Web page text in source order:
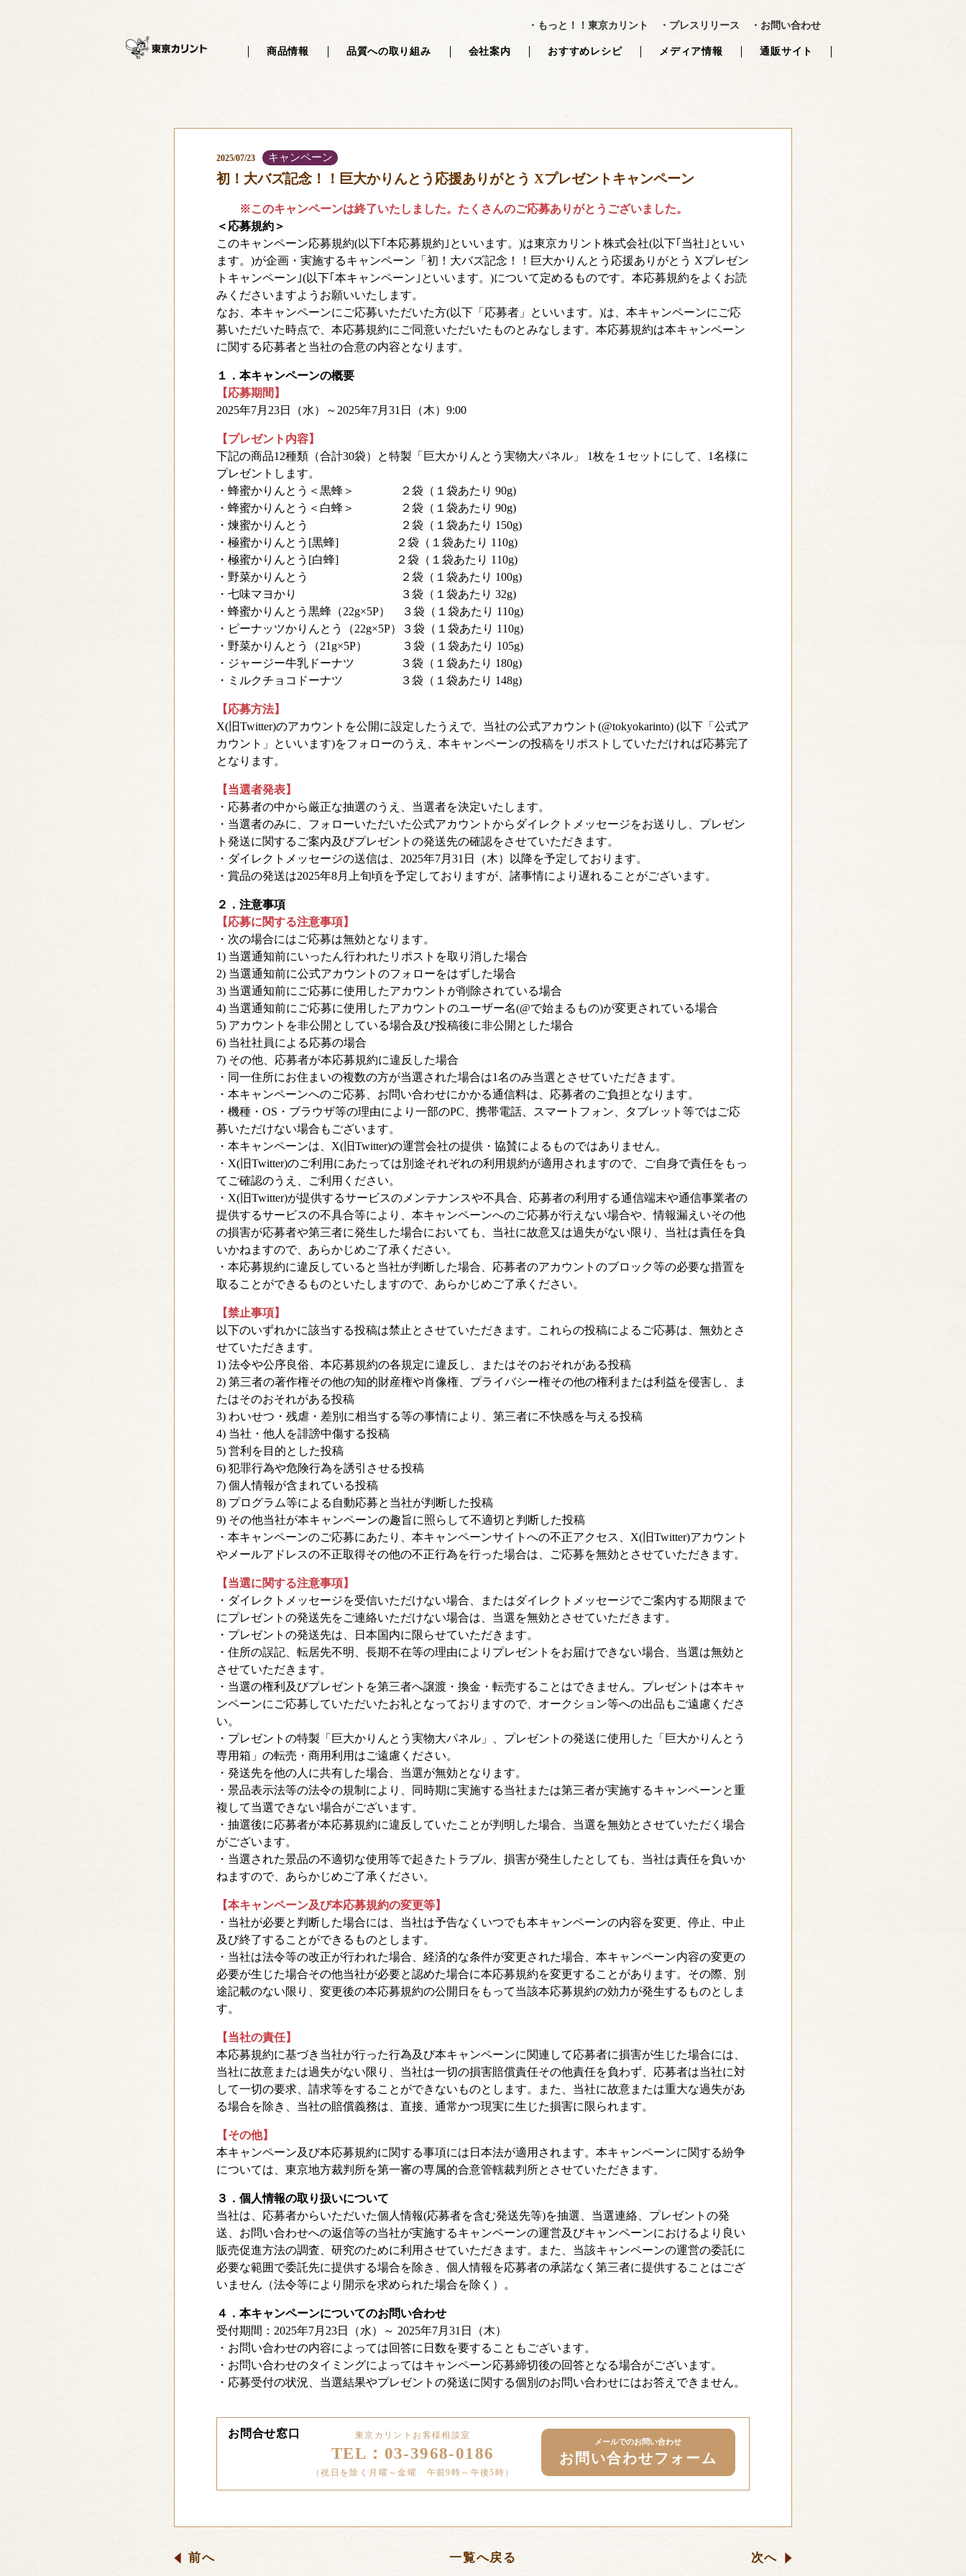
・もっと！！東京カリント
・プレスリリース ・お問い合わせ
商品情報 品質への取り組み 会社案内 おすすめレシピ メディア情報 通販サイト
2025/07/23 キャンペーン
初！大バズ記念！！巨大かりんとう応援ありがとう Xプレゼントキャンペーン
※このキャンペーンは終了いたしました。たくさんのご応募ありがとうございました。
＜応募規約＞
このキャンペーン応募規約(以下｢本応募規約｣といいます。)は東京カリント株式会社(以下｢当社｣といい
ます。)が企画・実施するキャンペーン「初！大バズ記念！！巨大かりんとう応援ありがとう Xプレゼン
トキャンペーン｣(以下｢本キャンペーン｣といいます。)について定めるものです。本応募規約をよくお読
みくださいますようお願いいたします。
なお、本キャンペーンにご応募いただいた方(以下「応募者」といいます。)は、本キャンペーンにご応
募いただいた時点で、本応募規約にご同意いただいたものとみなします。本応募規約は本キャンペーン
に関する応募者と当社の合意の内容となります。
１．本キャンペーンの概要
【応募期間】
2025年7月23日（水）～2025年7月31日（木）9:00
【プレゼント内容】
下記の商品12種類（合計30袋）と特製「巨大かりんとう実物大パネル」 1枚を１セットにして、1名様に
プレゼントします。
・蜂蜜かりんとう＜黒蜂＞ ２袋（１袋あたり 90g)
・蜂蜜かりんとう＜白蜂＞ ２袋（１袋あたり 90g)
・煉蜜かりんとう ２袋（１袋あたり 150g)
・極蜜かりんとう[黒蜂] ２袋（１袋あたり 110g)
・極蜜かりんとう[白蜂] ２袋（１袋あたり 110g)
・野菜かりんとう ２袋（１袋あたり 100g)
・七味マヨかり ３袋（１袋あたり 32g)
・蜂蜜かりんとう黒蜂（22g×5P） ３袋（１袋あたり 110g)
・ピーナッツかりんとう（22g×5P）３袋（１袋あたり 110g)
・野菜かりんとう（21g×5P） ３袋（１袋あたり 105g)
・ジャージー牛乳ドーナツ ３袋（１袋あたり 180g)
・ミルクチョコドーナツ ３袋（１袋あたり 148g)
【応募方法】
X(旧Twitter)のアカウントを公開に設定したうえで、当社の公式アカウント(@tokyokarinto) (以下「公式ア
カウント」といいます)をフォローのうえ、本キャンペーンの投稿をリポストしていただければ応募完了
となります。
【当選者発表】
・応募者の中から厳正な抽選のうえ、当選者を決定いたします。
・当選者のみに、フォローいただいた公式アカウントからダイレクトメッセージをお送りし、プレゼン
ト発送に関するご案内及びプレゼントの発送先の確認をさせていただきます。
・ダイレクトメッセージの送信は、2025年7月31日（木）以降を予定しております。
・賞品の発送は2025年8月上旬頃を予定しておりますが、諸事情により遅れることがございます。
２．注意事項
【応募に関する注意事項】
・次の場合にはご応募は無効となります。
1) 当選通知前にいったん行われたリポストを取り消した場合
2) 当選通知前に公式アカウントのフォローをはずした場合
3) 当選通知前にご応募に使用したアカウントが削除されている場合
4) 当選通知前にご応募に使用したアカウントのユーザー名(@で始まるもの)が変更されている場合
5) アカウントを非公開としている場合及び投稿後に非公開とした場合
6) 当社社員による応募の場合
7) その他、応募者が本応募規約に違反した場合
・同一住所にお住まいの複数の方が当選された場合は1名のみ当選とさせていただきます。
・本キャンペーンへのご応募、お問い合わせにかかる通信料は、応募者のご負担となります。
・機種・OS・ブラウザ等の理由により一部のPC、携帯電話、スマートフォン、タブレット等ではご応
募いただけない場合もございます。
・本キャンペーンは、X(旧Twitter)の運営会社の提供・協賛によるものではありません。
・X(旧Twitter)のご利用にあたっては別途それぞれの利用規約が適用されますので、ご自身で責任をもっ
てご確認のうえ、ご利用ください。
・X(旧Twitter)が提供するサービスのメンテナンスや不具合、応募者の利用する通信端末や通信事業者の
提供するサービスの不具合等により、本キャンペーンへのご応募が行えない場合や、情報漏えいその他
の損害が応募者や第三者に発生した場合においても、当社に故意又は過失がない限り、当社は責任を負
いかねますので、あらかじめご了承ください。
・本応募規約に違反していると当社が判断した場合、応募者のアカウントのブロック等の必要な措置を
取ることができるものといたしますので、あらかじめご了承ください。
【禁止事項】
以下のいずれかに該当する投稿は禁止とさせていただきます。これらの投稿によるご応募は、無効とさ
せていただきます。
1) 法令や公序良俗、本応募規約の各規定に違反し、またはそのおそれがある投稿
2) 第三者の著作権その他の知的財産権や肖像権、プライバシー権その他の権利または利益を侵害し、ま
たはそのおそれがある投稿
3) わいせつ・残虐・差別に相当する等の事情により、第三者に不快感を与える投稿
4) 当社・他人を誹謗中傷する投稿
5) 営利を目的とした投稿
6) 犯罪行為や危険行為を誘引させる投稿
7) 個人情報が含まれている投稿
8) プログラム等による自動応募と当社が判断した投稿
9) その他当社が本キャンペーンの趣旨に照らして不適切と判断した投稿
・本キャンペーンのご応募にあたり、本キャンペーンサイトへの不正アクセス、X(旧Twitter)アカウント
やメールアドレスの不正取得その他の不正行為を行った場合は、ご応募を無効とさせていただきます。
【当選に関する注意事項】
・ダイレクトメッセージを受信いただけない場合、またはダイレクトメッセージでご案内する期限まで
にプレゼントの発送先をご連絡いただけない場合は、当選を無効とさせていただきます。
・プレゼントの発送先は、日本国内に限らせていただきます。
・住所の誤記、転居先不明、長期不在等の理由によりプレゼントをお届けできない場合、当選は無効と
させていただきます。
・当選の権利及びプレゼントを第三者へ譲渡・換金・転売することはできません。プレゼントは本キャ
ンペーンにご応募していただいたお礼となっておりますので、オークション等への出品もご遠慮くださ
い。
・プレゼントの特製「巨大かりんとう実物大パネル」、プレゼントの発送に使用した「巨大かりんとう
専用箱」の転売・商用利用はご遠慮ください。
・発送先を他の人に共有した場合、当選が無効となります。
・景品表示法等の法令の規制により、同時期に実施する当社または第三者が実施するキャンペーンと重
複して当選できない場合がございます。
・抽選後に応募者が本応募規約に違反していたことが判明した場合、当選を無効とさせていただく場合
がございます。
・当選された景品の不適切な使用等で起きたトラブル、損害が発生したとしても、当社は責任を負いか
ねますので、あらかじめご了承ください。
【本キャンペーン及び本応募規約の変更等】
・当社が必要と判断した場合には、当社は予告なくいつでも本キャンペーンの内容を変更、停止、中止
及び終了することができるものとします。
・当社は法令等の改正が行われた場合、経済的な条件が変更された場合、本キャンペーン内容の変更の
必要が生じた場合その他当社が必要と認めた場合に本応募規約を変更することがあります。その際、別
途記載のない限り、変更後の本応募規約の公開日をもって当該本応募規約の効力が発生するものとしま
す。
【当社の責任】
本応募規約に基づき当社が行った行為及び本キャンペーンに関連して応募者に損害が生じた場合には、
当社に故意または過失がない限り、当社は一切の損害賠償責任その他責任を負わず、応募者は当社に対
して一切の要求、請求等をすることができないものとします。また、当社に故意または重大な過失があ
る場合を除き、当社の賠償義務は、直接、通常かつ現実に生じた損害に限られます。
【その他】
本キャンペーン及び本応募規約に関する事項には日本法が適用されます。本キャンペーンに関する紛争
については、東京地方裁判所を第一審の専属的合意管轄裁判所とさせていただきます。
３．個人情報の取り扱いについて
当社は、応募者からいただいた個人情報(応募者を含む発送先等)を抽選、当選連絡、プレゼントの発
送、お問い合わせへの返信等の当社が実施するキャンペーンの運営及びキャンペーンにおけるより良い
販売促進方法の調査、研究のために利用させていただきます。また、当該キャンペーンの運営の委託に
必要な範囲で委託先に提供する場合を除き、個人情報を応募者の承諾なく第三者に提供することはござ
いません（法令等により開示を求められた場合を除く）。
４．本キャンペーンについてのお問い合わせ
受付期間：2025年7月23日（水）～ 2025年7月31日（木）
・お問い合わせの内容によっては回答に日数を要することもございます。
・お問い合わせのタイミングによってはキャンペーン応募締切後の回答となる場合がございます。
・応募受付の状況、当選結果やプレゼントの発送に関する個別のお問い合わせにはお答えできません。
お問合せ窓口 東京カリントお客様相談室
TEL：03-3968-0186
（祝日を除く月曜～金曜 午前9時～午後5時）
メールでのお問い合わせ
お問い合わせフォーム
前へ 一覧へ戻る 次へ